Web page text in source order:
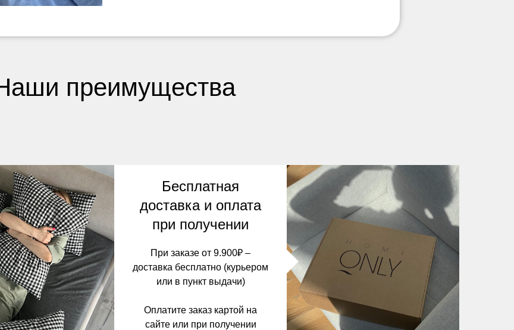
преимущества
Бесплатная
доставка и оплата
при получении
При заказе от 9.900₽ –
доставка бесплатно (курьером
или в пункт выдачи)
Оплатите заказ картой на
сайте или при получении